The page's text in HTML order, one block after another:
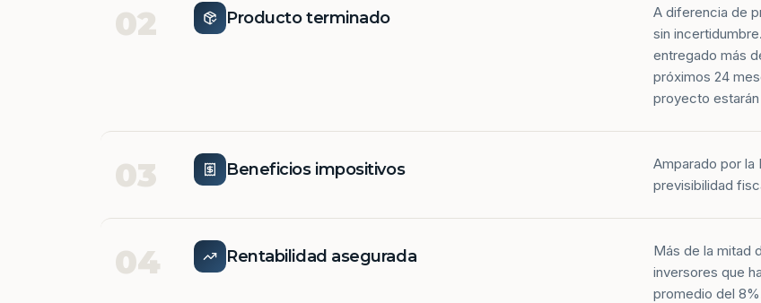
02 Producto terminado
A diferencia de
sin
entregado más
próximos 24
proyecto
03 Beneficios impositivos
Amparado por la
previsibilidad
04 Rentabilidad asegurada
Más de la mitad
inversores que
promedio del